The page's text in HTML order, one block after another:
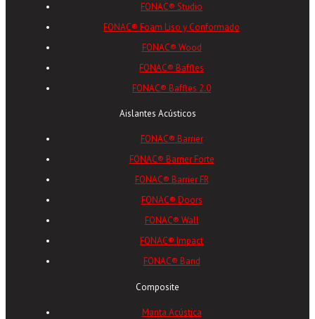
FONAC® Studio
FONAC® Foam Liso y Conformado
FONAC® Wood
FONAC® Baffles
FONAC® Baffles 2.0
Aislantes Acústicos
FONAC® Barrier
FONAC® Barrier Forte
FONAC® Barrier FR
FONAC® Doors
FONAC® Wall
FONAC® Impact
FONAC® Band
Composite
Manta Acústica